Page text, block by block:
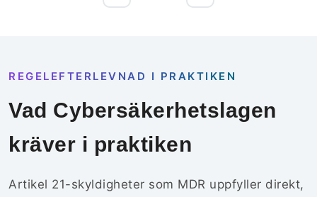
REGELEFTERLEVNAD I PRAKTIKEN
Vad Cybersäkerhetslagen
kräver i praktiken
Artikel 21-skyldigheter som MDR uppfyller direkt,